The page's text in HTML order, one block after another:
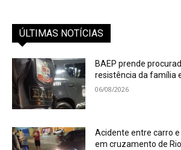
ÚLTIMAS NOTÍCIAS
BAEP prende
resistência da família
06/08/2026
Acidente entre carro
em cruzamento de